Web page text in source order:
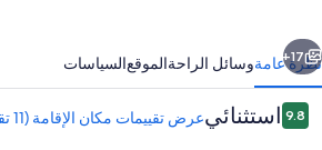
التالي
17+
نظرة عامةوسائل الراحةالموقعالسياسات
التقييمات
9.89.8 من 10استثنائيعرض تقييمات مكان الإقامة (11 تقييماً)